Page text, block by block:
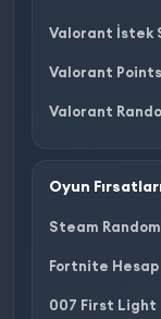
Valorant İstek
Valorant Points
Valorant
Oyun
Steam
Fortnite Hesap
007 First Light